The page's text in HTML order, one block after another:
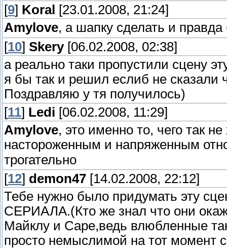
[9] Koral [23.01.2008, 21:24]
Amylove, а шапку сделать и
[10] Skery[06.02.2008, 02:38]
а реально таки пропустили сцену
я бы так и решил еслиб не сказали
Поздравляю у тя получилось)
[11] Ledi [06.02.2008, 11:29]
Amylove, это именно то, чего так
настороженным и напряженным
трогательно
[12] demon47 [14.02.2008, 22:12]
Тебе нужно было придумать эту
СЕРИАЛА.(Кто же знал что они
Майклу и Саре,ведь влюбленные
просто немыслимой на тот